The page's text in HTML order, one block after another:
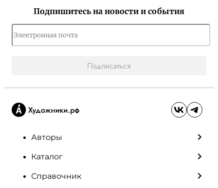
Подпишитесь на новости и события
Подписаться
Авторы
Каталог
Справочник